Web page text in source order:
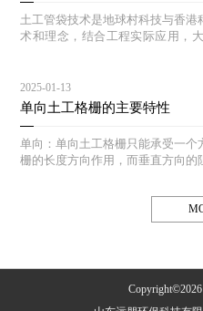
土工管袋技术是地球村科技与香
术和理念，结合工程实际应用，
2025-01-13
单向土工格栅的主要特性
单向：单向土工格栅只能承受一
栅的长度方向作用，而垂直方向的
Copyright©2026